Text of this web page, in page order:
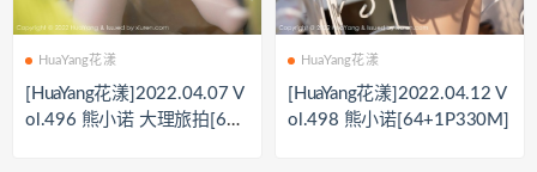
HuaYang花漾
[HuaYang花漾]2022.04.07 V
ol.496 熊小诺 大理旅拍[61P
HuaYang花漾
[HuaYang花漾]2022.04.12 V
ol.498 熊小诺[64+1P330M]